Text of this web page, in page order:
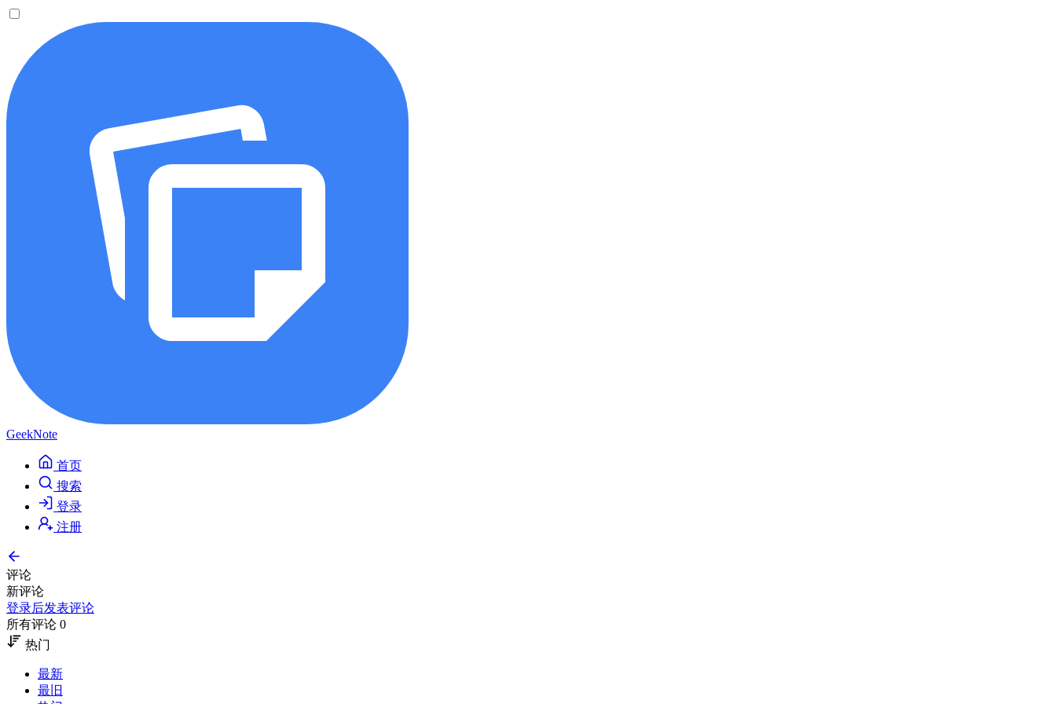
GeekNote
首页
搜索
登录
注册
评论
新评论
登录后发表评论
所有评论 0
热门
最新
最旧